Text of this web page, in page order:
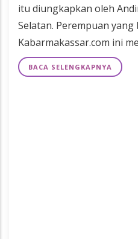
itu diungkapkan oleh
Selatan. Perempuan
Kabarmakassar.com ini
BACA SELENGKAPNYA